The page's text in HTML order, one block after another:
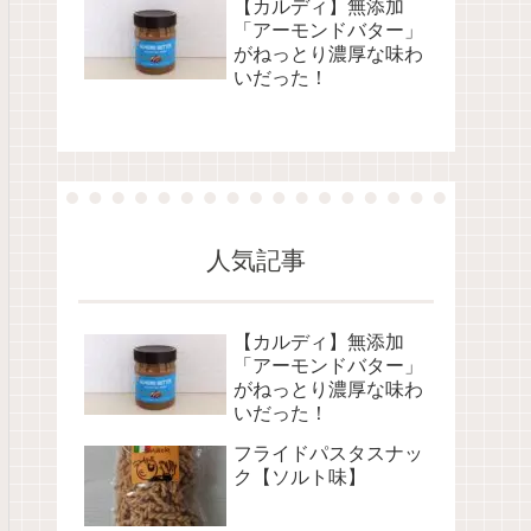
【カルディ】無添加
「アーモンドバター」
がねっとり濃厚な味わ
いだった！
人気記事
【カルディ】無添加
「アーモンドバター」
がねっとり濃厚な味わ
いだった！
フライドパスタスナッ
ク【ソルト味】